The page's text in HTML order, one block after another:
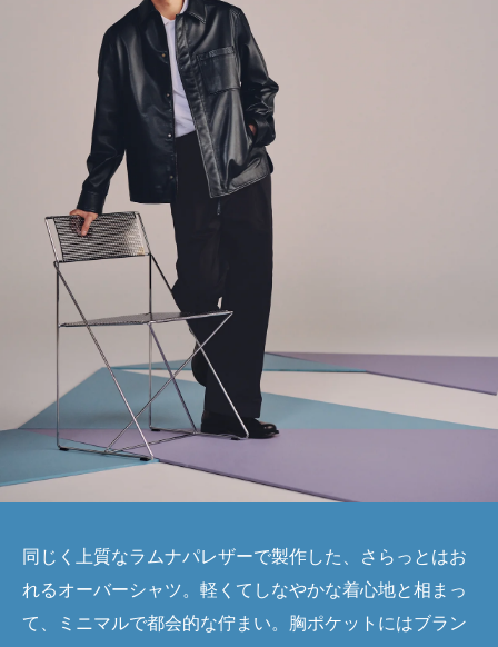
同じく上質なラムナパレザーで製作した、さらっとはお
れるオーバーシャツ。軽くてしなやかな着心地と相まっ
て、ミニマルで都会的な佇まい。胸ポケットにはブラン